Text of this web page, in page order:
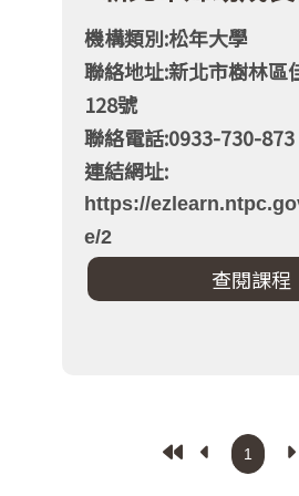
機構類別:松年大學
聯絡地址:新北市樹林區
128號
聯絡電話:0933-730-873
連結網址:
https://
e/2